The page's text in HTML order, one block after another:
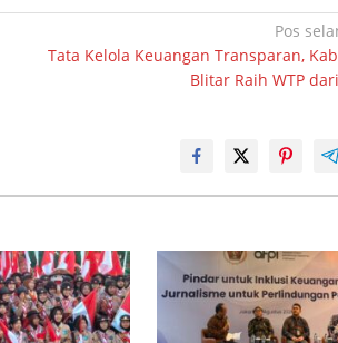
Pos
Tata Kelola Keuangan Transparan,
Blitar Raih WTP